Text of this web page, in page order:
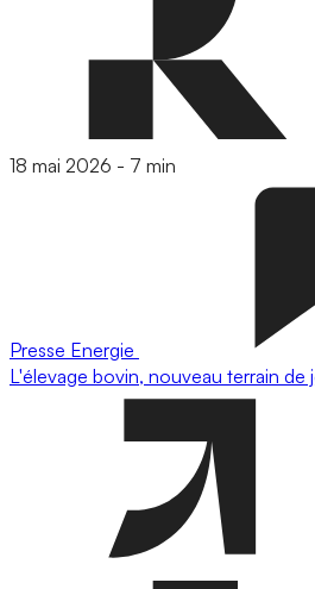
18 mai 2026 - 7 min
Presse Energie
L'élevage bovin, nouveau terrain de